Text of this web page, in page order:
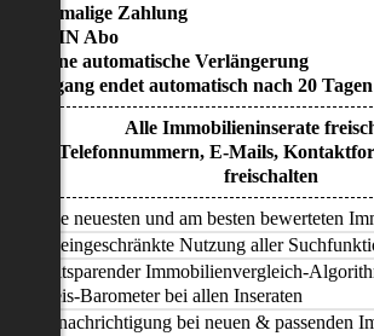
• Einmalige Zahlung
• KEIN Abo
• Keine automatische Verlängerung
• Zugang endet automatisch nach 20 Tagen
Alle Immobilieninserate
Alle Telefonnummern, E-Mails,
freischalten
Alle neuesten und am besten bewerteten
Uneingeschränkte Nutzung aller
Zeitsparender Immobilienvergleich-
Preis-Barometer bei allen Inseraten
Benachrichtigung bei neuen & passenden